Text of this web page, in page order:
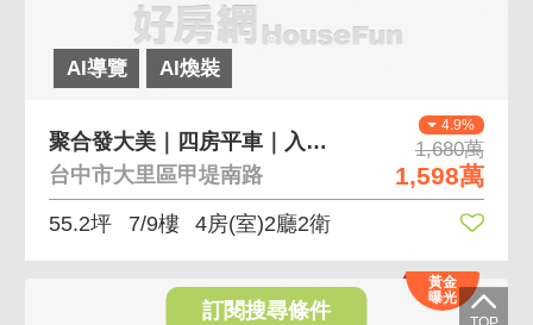
AI導覽 AI煥裝
4.9%
1,680萬
1,598萬
聚合發大美｜四房平車｜入門玄關｜面河岸｜主附30
台中市大里區甲堤南路
55.2坪 7/9樓 4房(室)2廳2衛
黃金
曝光
訂閱搜尋條件